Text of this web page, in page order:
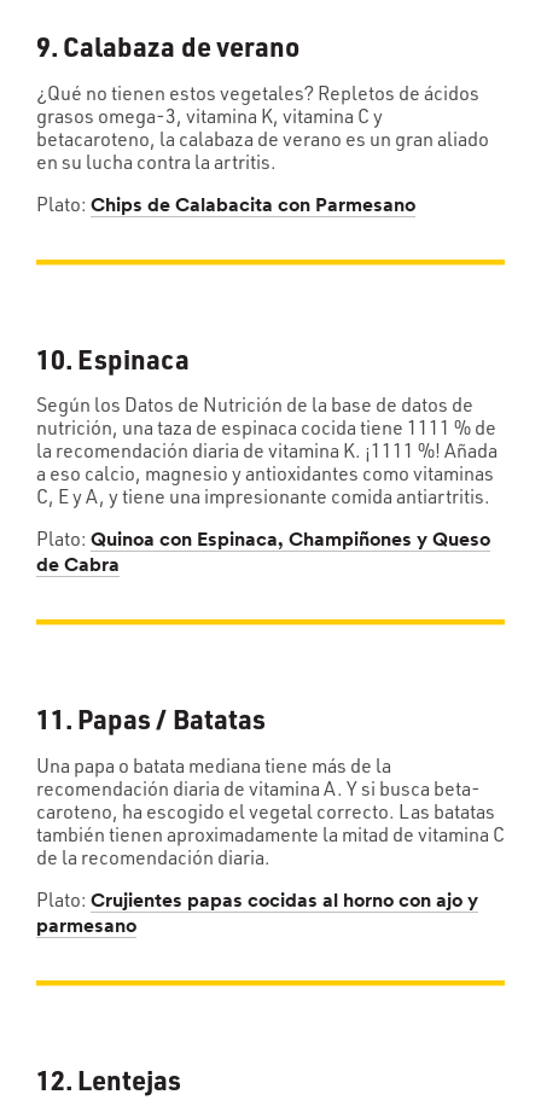
9. Calabaza de verano
¿Qué no tienen estos vegetales? Repletos de ácidos
grasos omega-3, vitamina K, vitamina C y
betacaroteno, la calabaza de verano es un gran aliado
en su lucha contra la artritis.
Plato: Chips de Calabacita con Parmesano
10. Espinaca
Según los Datos de Nutrición de la base de datos de
nutrición, una taza de espinaca cocida tiene 1111 % de
la recomendación diaria de vitamina K. ¡1111 %! Añada
a eso calcio, magnesio y antioxidantes como vitaminas
C, E y A, y tiene una impresionante comida antiartritis.
Plato: Quinoa con Espinaca, Champiñones y Queso
de Cabra
11. Papas / Batatas
Una papa o batata mediana tiene más de la
recomendación diaria de vitamina A. Y si busca beta-
caroteno, ha escogido el vegetal correcto. Las batatas
también tienen aproximadamente la mitad de vitamina C
de la recomendación diaria.
Plato: Crujientes papas cocidas al horno con ajo y
parmesano
12. Lentejas